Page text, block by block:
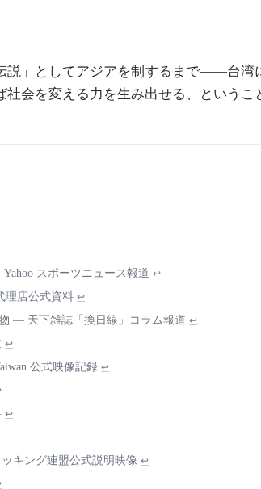
説」としてアジアを制するまで——台
会を変える力を生み出せる、というこ
スポーツニュース報道 ↩
理店公式資料 ↩
— 天下雑誌「換日線」コラム報道 ↩
↩
公式映像記録 ↩
↩
キング連盟公式説明映像 ↩